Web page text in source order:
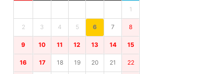
1
2 3 4 5 6 7 8
9 10 11 12 13 14 15
16 17 18 19 20 21 22